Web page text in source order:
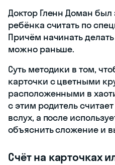
Доктор Гленн Доман был
ребёнка считать по
Причём начинать
можно раньше.
Суть методики в том,
карточки с цветными
расположенными в
с этим родитель
вслух, а после
объяснить сложение и
Счёт на карточках